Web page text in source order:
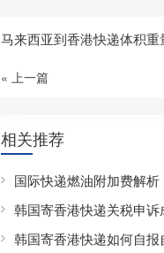
马来西亚到香港快递体积重
« 上一篇
相关推荐
国际快递燃油附加费解析
韩国寄香港快递关税申诉
韩国寄香港快递如何自报